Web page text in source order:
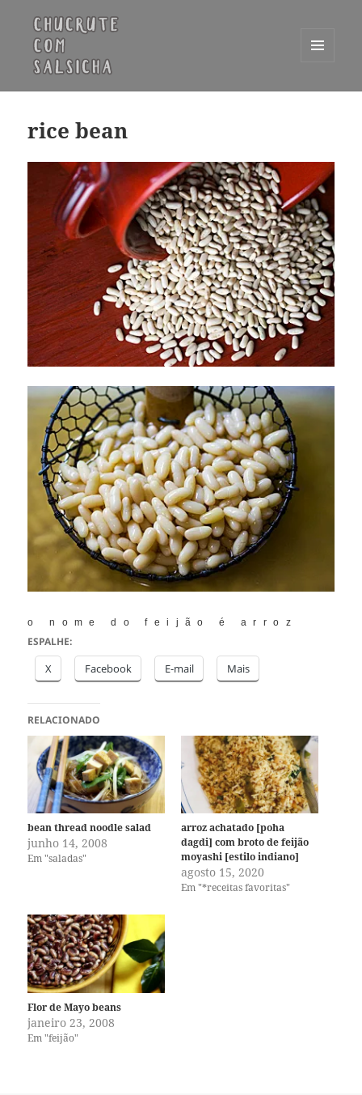
WIDGETS
rice bean
o nome do feijão é arroz
ESPALHE:
X Facebook E-mail Mais
RELACIONADO
bean thread noodle salad
junho 14, 2008
Em "saladas"
arroz achatado [poha
dagdi] com broto de feijão
moyashi [estilo indiano]
agosto 15, 2020
Em "*receitas favoritas"
Flor de Mayo beans
janeiro 23, 2008
Em "feijão"